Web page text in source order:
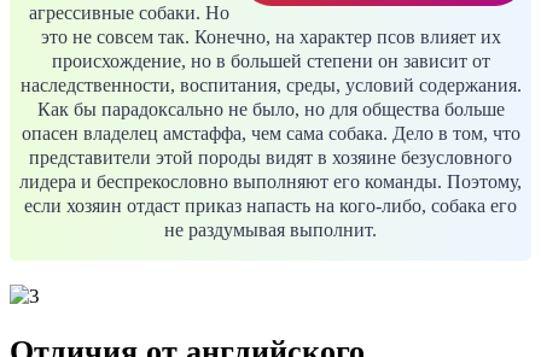
агрессивные собаки. Но
это не совсем так. Конечно, на характер псов влияет их
происхождение, но в большей степени он зависит от
наследственности, воспитания, среды, условий содержания.
Как бы парадоксально не было, но для общества больше
опасен владелец амстаффа, чем сама собака. Дело в том, что
представители этой породы видят в хозяине безусловного
лидера и беспрекословно выполняют его команды. Поэтому,
если хозяин отдаст приказ напасть на кого-либо, собака его
не раздумывая выполнит.